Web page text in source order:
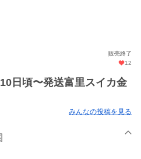
販売終了
12
日頃〜発送富里スイカ金
みんなの投稿を見る